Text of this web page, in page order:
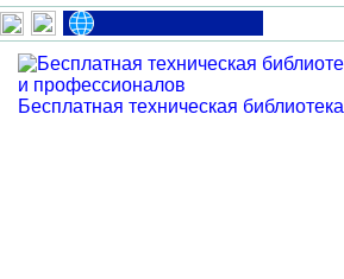
Бесплатная техническая библиотека